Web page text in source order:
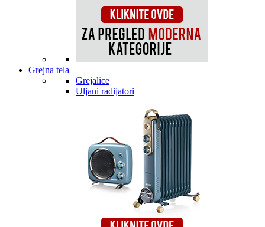
Grejna tela
Grejalice
Uljani radijatori